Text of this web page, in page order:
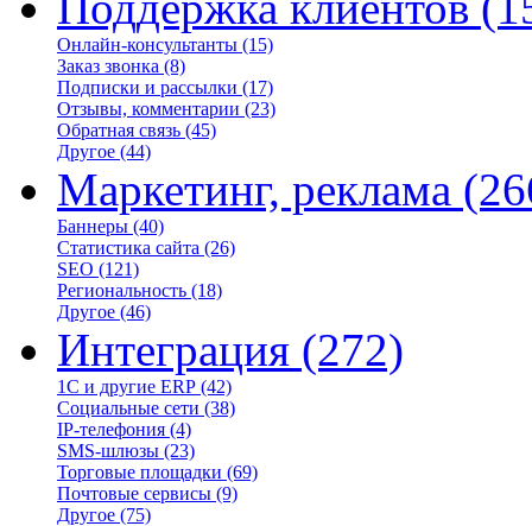
Онлайн-консультанты (15)
Заказ звонка (8)
Подписки и рассылки (17)
Отзывы, комментарии (23)
Обратная связь (45)
Другое (44)
Маркетинг, реклама
Баннеры (40)
Статистика сайта (26)
SEO (121)
Региональность (18)
Другое (46)
Интеграция (272)
1С и другие ERP (42)
Социальные сети (38)
IP-телефония (4)
SMS-шлюзы (23)
Торговые площадки (69)
Почтовые сервисы (9)
Другое (75)